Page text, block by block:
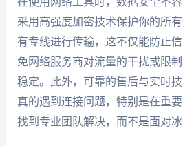
采用高强度加密技术保护你的所
有专线进行传输，这不仅能防止
免网络服务商对流量的干扰或限
稳定。此外，可靠的售后与实时
真的遇到连接问题，特别是在重
找到专业团队解决，而不是面对冰